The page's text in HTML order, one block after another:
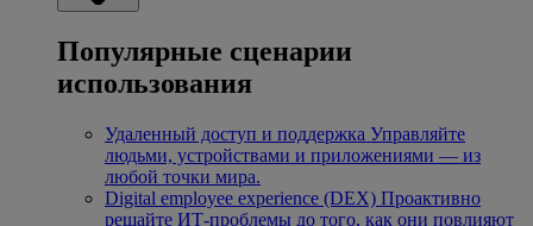
Популярные сценарии
использования
Удаленный доступ и поддержка Управляйте
людьми, устройствами и приложениями — из
любой точки мира.
Digital employee experience (DEX) Проактивно
решайте ИТ-проблемы до того, как они повлияют